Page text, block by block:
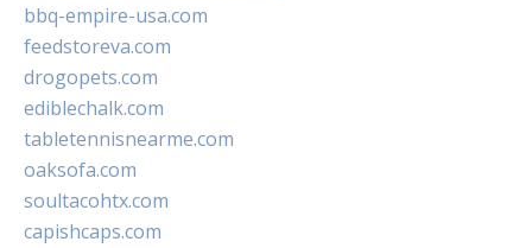
bbq-empire-usa.com
feedstoreva.com
drogopets.com
ediblechalk.com
tabletennisnearme.com
oaksofa.com
soultacohtx.com
capishcaps.com